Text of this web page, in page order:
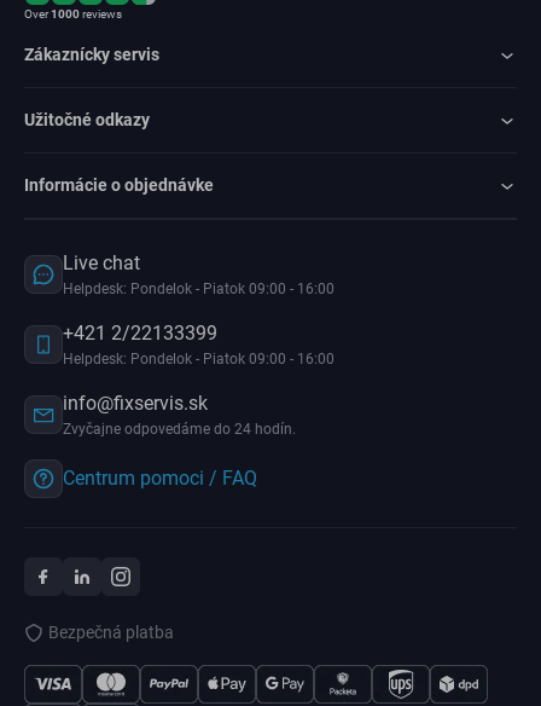
Over1000reviews
Zákaznícky servis
Užitočné odkazy
Informácie o objednávke
Live chat
Helpdesk: Pondelok - Piatok 09:00 - 16:00
+421 2/22133399
Helpdesk: Pondelok - Piatok 09:00 - 16:00
info@fixservis.sk
Zvyčajne odpovedáme do 24 hodín.
Centrum pomoci / FAQ
Bezpečná platba